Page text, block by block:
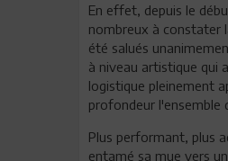
En effet, depuis le
nombreux à constater
été salués
à niveau artistique qui
logistique pleinement
profondeur l'ensemble
Plus performant, plus
entamé sa mue vers